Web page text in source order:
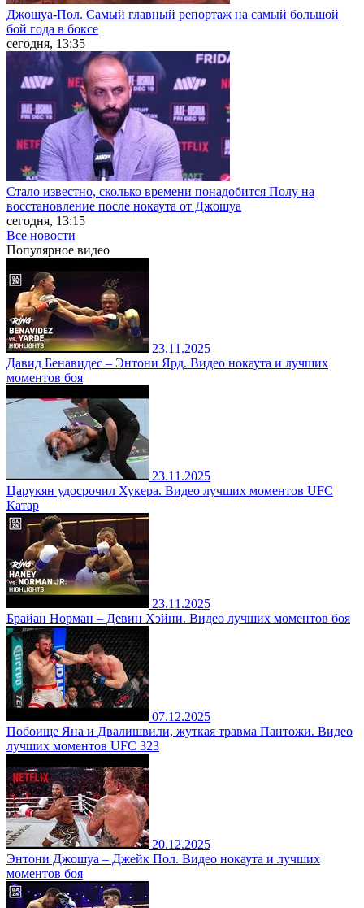
Джошуа-Пол. Самый главный репортаж на самый большой
бой года в боксе
сегодня, 13:35
Стало известно, сколько времени понадобится Полу на
восстановление после нокаута от Джошуа
сегодня, 13:15
Все новости
Популярное видео
23.11.2025
Давид Бенавидес – Энтони Ярд. Видео нокаута и лучших
моментов боя
23.11.2025
Царукян удосрочил Хукера. Видео лучших моментов UFC
Катар
23.11.2025
Брайан Норман – Девин Хэйни. Видео лучших моментов боя
07.12.2025
Побоище Яна и Двалишвили, жуткая травма Пантожи. Видео
лучших моментов UFC 323
20.12.2025
Энтони Джошуа – Джейк Пол. Видео нокаута и лучших
моментов боя